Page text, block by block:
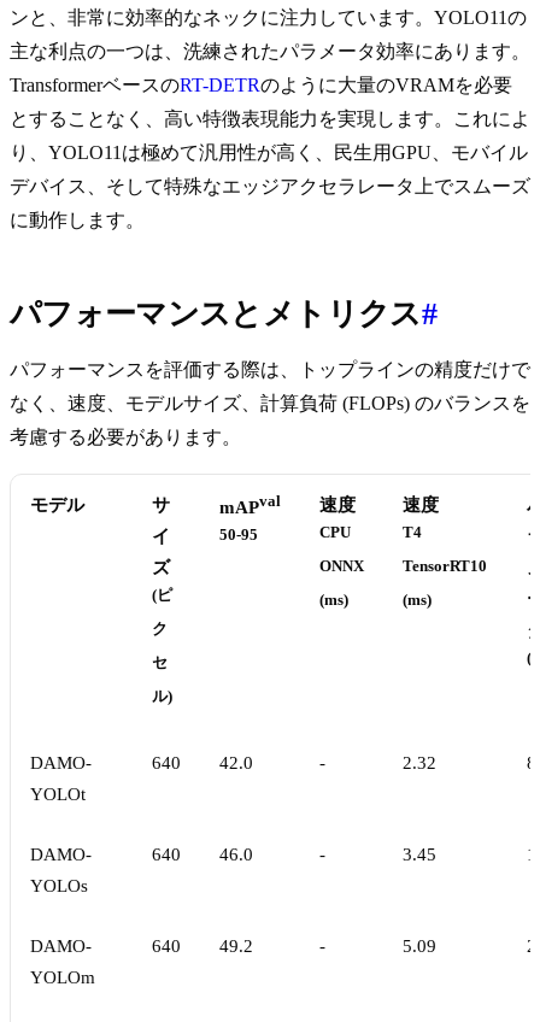
ンと、非常に効率的なネックに注力しています。YOLO11の
主な利点の一つは、洗練されたパラメータ効率にあります。
TransformerベースのRT-DETRのように大量のVRAMを必要
とすることなく、高い特徴表現能力を実現します。これによ
り、YOLO11は極めて汎用性が高く、民生用GPU、モバイル
デバイス、そして特殊なエッジアクセラレータ上でスムーズ
に動作します。
パフォーマンスとメトリクス#
パフォーマンスを評価する際は、トップラインの精度だけで
なく、速度、モデルサイズ、計算負荷 (FLOPs) のバランスを
考慮する必要があります。
モデル
サ
イ
ズ
(ピ
ク
セ
ル)
mAPval
50-95
速度
CPU
ONNX
(ms)
速度
T4
TensorRT10
(ms)
DAMO-
YOLOt
640 42.0 - 2.32
DAMO-
YOLOs
640 46.0 - 3.45
DAMO-
YOLOm
640 49.2 - 5.09